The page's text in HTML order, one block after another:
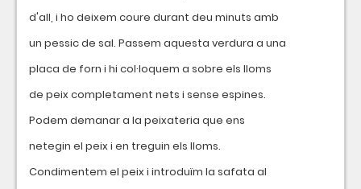
d'all, i ho deixem coure durant deu minuts amb
un pessic de sal. Passem aquesta verdura a una
placa de forn i hi col·loquem a sobre els lloms
de peix completament nets i sense espines.
Podem demanar a la peixateria que ens
netegin el peix i en treguin els lloms.
Condimentem el peix i introduïm la safata al